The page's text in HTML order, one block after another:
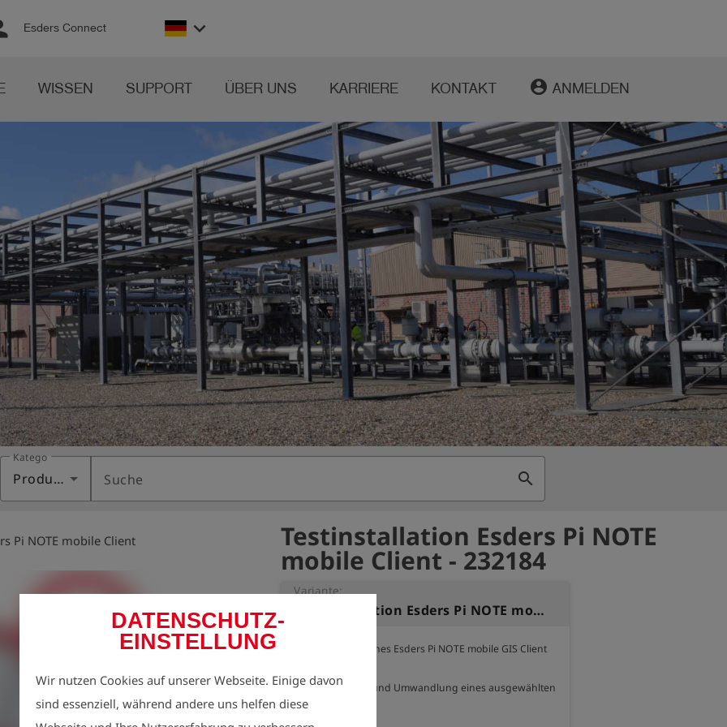
DATENSCHUTZ-
EINSTELLUNG
Wir nutzen Cookies auf unserer Webseite. Einige davon
sind essenziell, während andere uns helfen diese
Esders Connect keyboard_arrow_down
WISSEN SUPPORT ÜBER UNS KARRIERE KONTAKT account_circle ANMELDEN
Kategorie
Produkte Suche search
Pi NOTE mobile Client Testinstallation Esders Pi NOTE
mobile Client - 232184
Variante:
Testinstallation Esders Pi NOTE mobile Client
Testinstallation eines Esders Pi NOTE mobile GIS Client
inklusive Import und Umwandlung eines ausgewählten
GIS Datensatzes.